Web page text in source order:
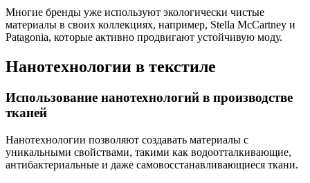
Многие бренды уже используют экологически чистые
материалы в своих коллекциях, например, Stella McCartney и
Patagonia, которые активно продвигают устойчивую моду.
Нанотехнологии в текстиле
Использование нанотехнологий в производстве
тканей
Нанотехнологии позволяют создавать материалы с
уникальными свойствами, такими как водоотталкивающие,
антибактериальные и даже самовосстанавливающиеся ткани.